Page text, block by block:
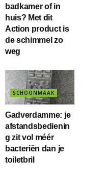
badkamer of in
huis? Met dit
Action product is
de schimmel zo
weg
SCHOONMAAK
Gadverdamme: je
afstandsbedienin
g zit vol méér
bacteriën dan je
toiletbril